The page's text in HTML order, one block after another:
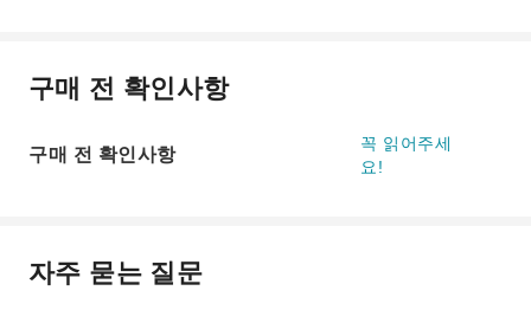
구매 전 확인사항
구매 전 확인사항
꼭 읽어주세
요!
자주 묻는 질문